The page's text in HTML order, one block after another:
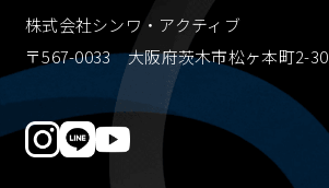
株式会社シンワ・アクティブ
〒567-0033 大阪府茨木市松ヶ本町2-30